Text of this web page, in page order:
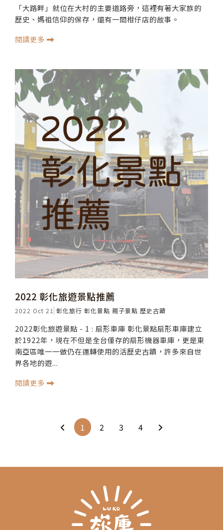
「大路畔」就位在大村的主要道路旁，這裡有著大家族的
歷史、媽祖信仰的保存，還有一間柑仔店的故事。
閱讀更多
2022 彰化旅遊景點推薦
2022 Oct 21 彰化旅行 彰化景點 親子景點 歷史古蹟
2022彰化旅遊景點 - 1 : 扇形車庫 彰化景點扇形車庫建立
於1922年，現在不但是全台僅存的扇形機器車庫，更是東
南亞區唯一一做仍在運轉使用的活歷史古蹟，許多來自世
界各地的遊...
閱讀更多
1 2 3 4